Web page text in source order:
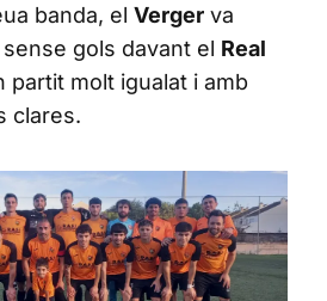
banda, el Verger va
gols davant el Real
partit molt igualat i amb
clares.